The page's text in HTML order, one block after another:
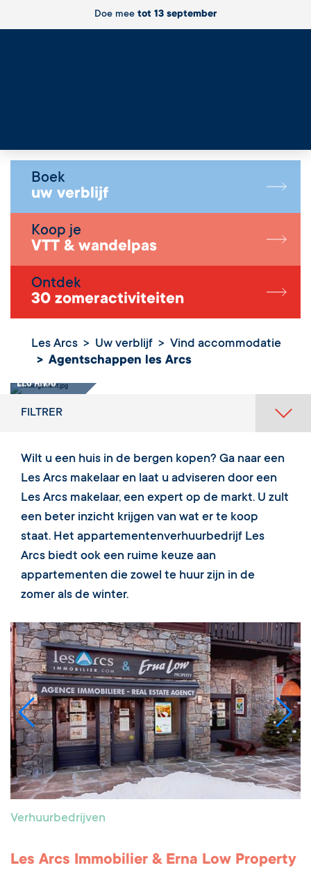
Doe mee tot 13 september
Boek
uw verblijf
Koop je
VTT & wandelpas
Ontdek
30 zomeractiviteiten
Les Arcs Uw verblijf
Vind accommodatie
Agentschappen les Arcs
Agentschappen
les Arcs
FILTRER
Wilt u een huis in de bergen kopen? Ga naar een
Les Arcs makelaar en laat u adviseren door een
Les Arcs makelaar, een expert op de markt. U zult
een beter inzicht krijgen van wat er te koop
staat. Het appartementenverhuurbedrijf Les
Arcs biedt ook een ruime keuze aan
appartementen die zowel te huur zijn in de
zomer als de winter.
Verhuurbedrijven
Les Arcs Immobilier & Erna Low Property